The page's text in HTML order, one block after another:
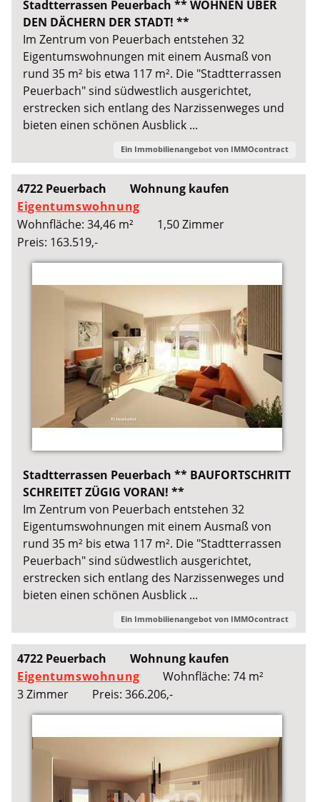
Stadtterrassen Peuerbach ** WOHNEN ÜBER
DEN DÄCHERN DER STADT! **
Im Zentrum von Peuerbach entstehen 32
Eigentumswohnungen mit einem Ausmaß von
rund 35 m² bis etwa 117 m². Die "Stadtterrassen
Peuerbach" sind südwestlich ausgerichtet,
erstrecken sich entlang des Narzissenweges und
bieten einen schönen Ausblick ...
Ein Immobilienangebot von IMMOcontract
4722 Peuerbach
Wohnung kaufen
Eigentumswohnung
Wohnfläche: 34,46 m²
1,50 Zimmer
Preis: 163.519,-
Stadtterrassen Peuerbach ** BAUFORTSCHRITT
SCHREITET ZÜGIG VORAN! **
Im Zentrum von Peuerbach entstehen 32
Eigentumswohnungen mit einem Ausmaß von
rund 35 m² bis etwa 117 m². Die "Stadtterrassen
Peuerbach" sind südwestlich ausgerichtet,
erstrecken sich entlang des Narzissenweges und
bieten einen schönen Ausblick ...
Ein Immobilienangebot von IMMOcontract
4722 Peuerbach
Wohnung kaufen
Eigentumswohnung
Wohnfläche: 74 m²
3 Zimmer
Preis: 366.206,-